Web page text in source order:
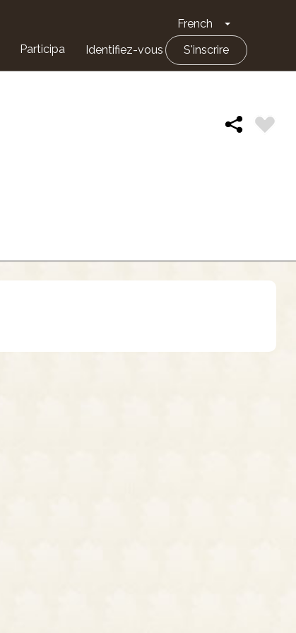
French Toggle
Participa Identifiez-vous S'inscrire